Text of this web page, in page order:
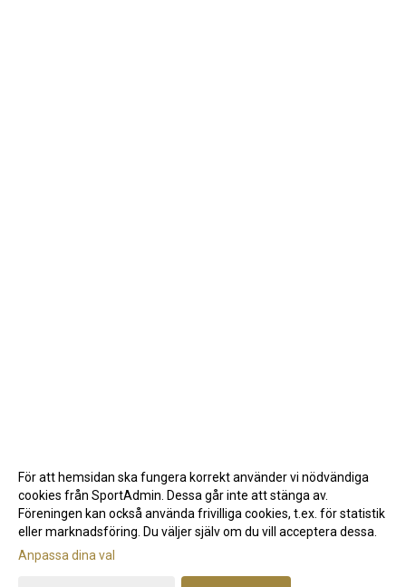
Gå till Webbversion
För att hemsidan ska fungera korrekt använder vi nödvändiga
cookies från SportAdmin. Dessa går inte att stänga av.
Föreningen kan också använda frivilliga cookies, t.ex. för statistik
eller marknadsföring. Du väljer själv om du vill acceptera dessa.
Anpassa dina val